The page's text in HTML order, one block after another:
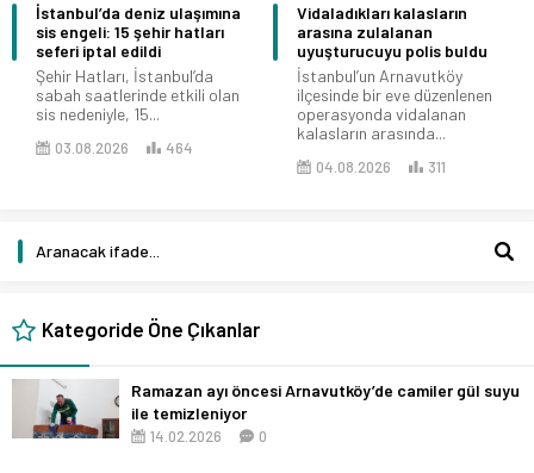
İstanbul’da deniz ulaşımına
sis engeli: 15 şehir hatları
seferi iptal edildi
Şehir Hatları, İstanbul’da
sabah saatlerinde etkili olan
sis nedeniyle, 15...
03.08.2026 464
Vidaladıkları kalasların
arasına zulalanan
uyuşturucuyu polis buldu
İstanbul’un Arnavutköy
ilçesinde bir eve düzenlenen
operasyonda vidalanan
kalasların arasında...
04.08.2026 311
Kategoride Öne Çıkanlar
Ramazan ayı öncesi Arnavutköy’de camiler gül suyu
ile temizleniyor
14.02.2026 0